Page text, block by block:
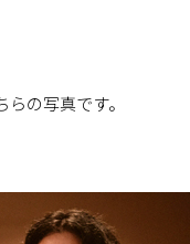
の写真です。